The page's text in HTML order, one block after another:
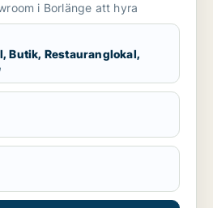
i Borlänge att hyra
Butik, Restauranglokal,